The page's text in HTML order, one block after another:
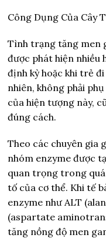
Công Dụng Của Cây
Tình trạng tăng men
được phát hiện nhiều
định kỳ hoặc khi trẻ
nhiên, không phải
của hiện tượng này,
đúng cách.
Theo các chuyên gia
nhóm enzyme được
quan trọng trong
tố của cơ thể. Khi tế
enzyme như ALT
(aspartate
tăng nồng độ men